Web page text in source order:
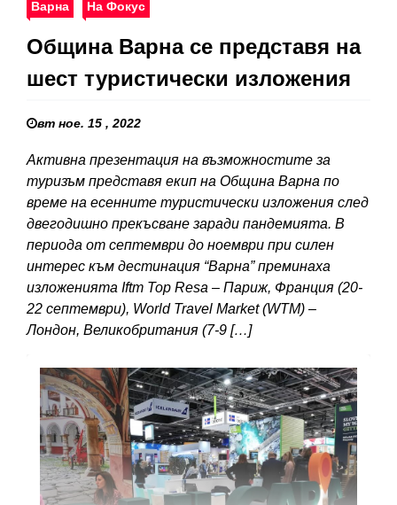
Варна На Фокус
Община Варна се представя на
шест туристически изложения
вт ное. 15 , 2022
Активна презентация на възможностите за
туризъм представя екип на Община Варна по
време на есенните туристически изложения след
двегодишно прекъсване заради пандемията. В
периода от септември до ноември при силен
интерес към дестинация “Варна” преминаха
изложенията Iftm Top Resa – Париж, Франция (20-
22 септември), World Travel Market (WTM) –
Лондон, Великобритания (7-9 […]